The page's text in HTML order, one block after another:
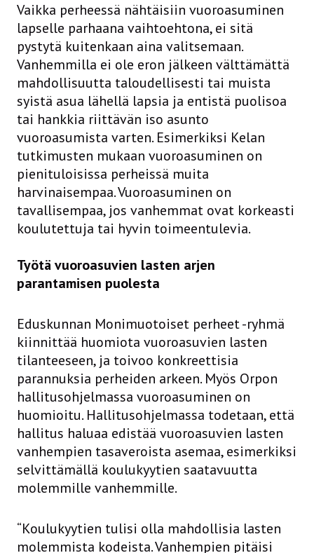
Vaikka perheessä nähtäisiin vuoroasuminen
lapselle parhaana vaihtoehtona, ei sitä
pystytä kuitenkaan aina valitsemaan.
Vanhemmilla ei ole eron jälkeen välttämättä
mahdollisuutta taloudellisesti tai muista
syistä asua lähellä lapsia ja entistä puolisoa
tai hankkia riittävän iso asunto
vuoroasumista varten. Esimerkiksi Kelan
tutkimusten mukaan vuoroasuminen on
pienituloisissa perheissä muita
harvinaisempaa. Vuoroasuminen on
tavallisempaa, jos vanhemmat ovat korkeasti
koulutettuja tai hyvin toimeentulevia.
Työtä vuoroasuvien lasten arjen
parantamisen puolesta
Eduskunnan Monimuotoiset perheet -ryhmä
kiinnittää huomiota vuoroasuvien lasten
tilanteeseen, ja toivoo konkreettisia
parannuksia perheiden arkeen. Myös Orpon
hallitusohjelmassa vuoroasuminen on
huomioitu. Hallitusohjelmassa todetaan, että
hallitus haluaa edistää vuoroasuvien lasten
vanhempien tasaveroista asemaa, esimerkiksi
selvittämällä koulukyytien saatavuutta
molemmille vanhemmille.
“Koulukyytien tulisi olla mahdollisia lasten
molemmista kodeista. Vanhempien pitäisi